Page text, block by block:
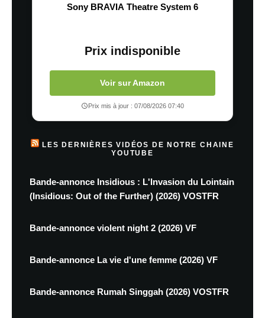
Sony BRAVIA Theatre System 6
Prix indisponible
Voir sur Amazon
Prix mis à jour : 07/08/2026 07:40
LES DERNIÈRES VIDÉOS DE NOTRE CHAINE
YOUTUBE
Bande-annonce Insidious : L'Invasion du Lointain
(Insidious: Out of the Further) (2026) VOSTFR
Bande-annonce violent night 2 (2026) VF
Bande-annonce La vie d'une femme (2026) VF
Bande-annonce Rumah Singgah (2026) VOSTFR